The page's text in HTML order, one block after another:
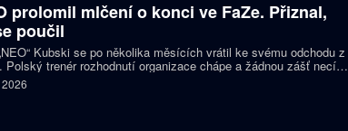
prolomil mlčení o konci ve FaZe. Přiznal,
poučil
Kubski se po několika měsících vrátil ke svému odchodu z
Polský trenér rozhodnutí organizace chápe a žádnou zášť necítí.
z prvního trenérského angažmá ho však přiměla změnit
na vlastní práci.